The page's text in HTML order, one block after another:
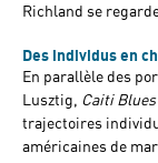
Richland se
Des individus en
En parallèle des
Lusztig, Caiti Blues
trajectoires
américaines de